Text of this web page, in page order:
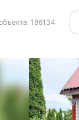
186134